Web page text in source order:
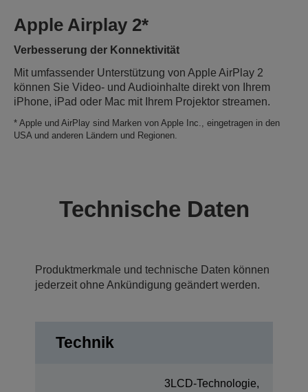
Apple Airplay 2*
Verbesserung der Konnektivität
Mit umfassender Unterstützung von Apple AirPlay 2
können Sie Video- und Audioinhalte direkt von Ihrem
iPhone, iPad oder Mac mit Ihrem Projektor streamen.
* Apple und AirPlay sind Marken von Apple Inc., eingetragen in den
USA und anderen Ländern und Regionen.
Technische Daten
Produktmerkmale und technische Daten können
jederzeit ohne Ankündigung geändert werden.
Technik
3LCD-Technologie,